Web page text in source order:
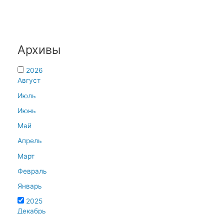
Архивы
2026
Август
Июль
Июнь
Май
Апрель
Март
Февраль
Январь
2025
Декабрь